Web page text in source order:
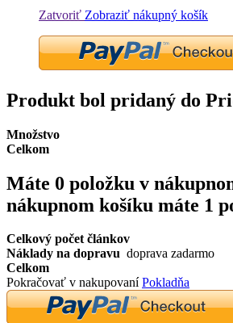
Zatvoriť Zobraziť nákupný košík
Produkt bol pridaný do
Množstvo
Celkom
Máte 0 položku v
nákupnom košíku máte 1
Celkový počet článkov
Náklady na dopravu doprava zadarmo
Celkom
Pokračovať v nakupovaníPokladňa